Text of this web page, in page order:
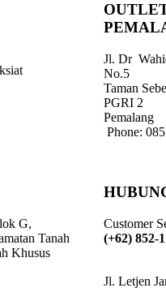
Jl. Dr
No.5
Taman
PGRI 2
Pemalang
Phone:
G,
Tanah
Khusus
Customer
(+62) 852-
Jl. Letjen